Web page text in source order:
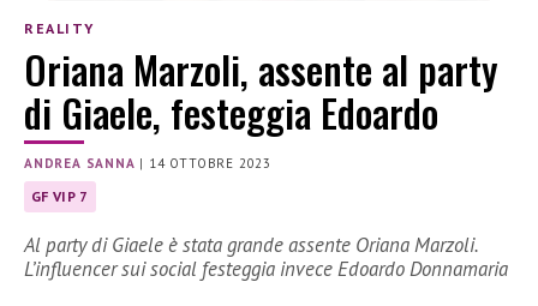
REALITY
Oriana Marzoli, assente al party
di Giaele, festeggia Edoardo
ANDREA SANNA | 14 OTTOBRE 2023
GF VIP 7
Al party di Giaele è stata grande assente Oriana Marzoli.
L’influencer sui social festeggia invece Edoardo Donnamaria